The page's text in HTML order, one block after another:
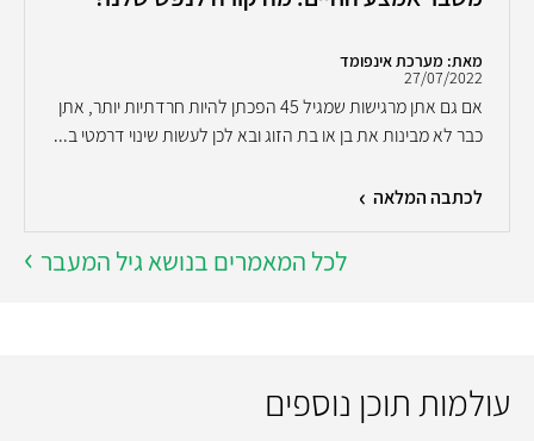
מאת: מערכת אינפומד
27/07/2022
אם גם אתן מרגישות שמגיל 45 הפכתן להיות חרדתיות יותר, אתן
כבר לא מבינות את בן או בת הזוג ובא לכן לעשות שינוי דרמטי ב...
לכתבה המלאה
לכל המאמרים בנושא גיל המעבר
עולמות תוכן נוספים